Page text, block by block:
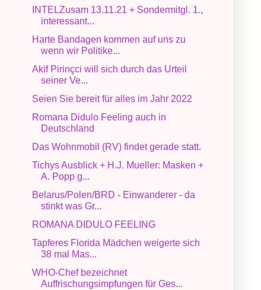
INTELZusam 13.11.21 + Sondermitgl. 1.,
interessant...
Harte Bandagen kommen auf uns zu
wenn wir Politike...
Akif Pirinçci will sich durch das Urteil
seiner Ve...
Seien Sie bereit für alles im Jahr 2022
Romana Didulo Feeling auch in
Deutschland
Das Wohnmobil (RV) findet gerade statt.
Tichys Ausblick + H.J. Mueller: Masken +
A. Popp g...
Belarus/Polen/BRD - Einwanderer - da
stinkt was Gr...
ROMANA DIDULO FEELING
Tapferes Florida Mädchen weigerte sich
38 mal Mas...
WHO-Chef bezeichnet
Auffrischungsimpfungen für Ges...